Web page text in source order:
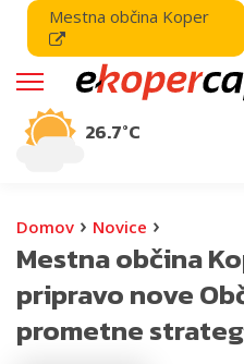
Mestna občina Koper
26.7°C
Domov › Novice ›
Mestna občina
pripravo nove
prometne